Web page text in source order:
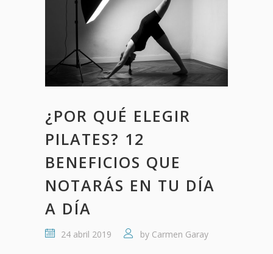
¿POR QUÉ ELEGIR
PILATES? 12
BENEFICIOS QUE
NOTARÁS EN TU DÍA
A DÍA
24 abril 2019 by Carmen Garay